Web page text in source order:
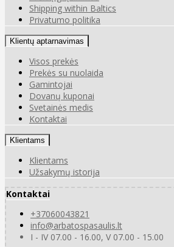
Shipping within Baltics
Privatumo politika
Klientų aptarnavimas
Visos prekės
Prekės su nuolaida
Gamintojai
Dovanų kuponai
Svetainės medis
Kontaktai
Klientams
Klientams
Užsakymų istorija
Kontaktai
+37060043821
info@arbatospasaulis.lt
I - IV 07.00 - 16.00, V 07.00 - 15.00